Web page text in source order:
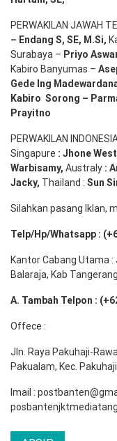
PERWAKILAN JAWAH
– Endang S, SE, M.Si,
Surabaya – Priyo
Kabiro Banyumas –
Gede Ing
Kabiro Sorong –
Prayitno
PERWAKILAN
Singapure : Jhone
Warbisamy, Australy :
Jacky, Thailand : Sun
Silahkan pasang Iklan,
Telp/Hp/Whatsapp :
Kantor Cabang Utama
Balaraja, Kab
A. Tambah Telpon :
Offece :
Jln. Raya Pakuhaji-
Pakualam, Kec.
Imail :